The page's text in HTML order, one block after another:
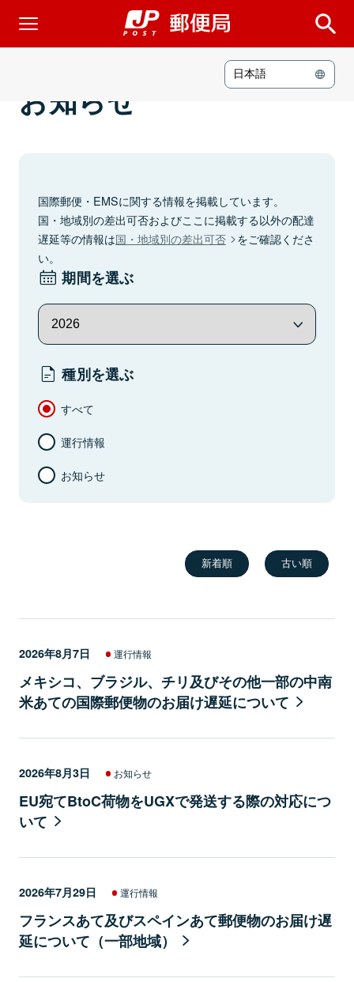
日本語
お知らせ
国際郵便・EMSに関する情報を掲載しています。
国・地域別の差出可否およびここに掲載する以外の配達
遅延等の情報は国・地域別の差出可否
をご確認くださ
い。
期間を選ぶ
種別を選ぶ
すべて
運行情報
お知らせ
新着順 古い順
2026年8月7日 運行情報
メキシコ、ブラジル、チリ及びその他一部の中南
米あての国際郵便物のお届け遅延について
2026年8月3日 お知らせ
EU宛てBtoC荷物をUGXで発送する際の対応につ
いて
2026年7月29日 運行情報
フランスあて及びスペインあて郵便物のお届け遅
延について（一部地域）